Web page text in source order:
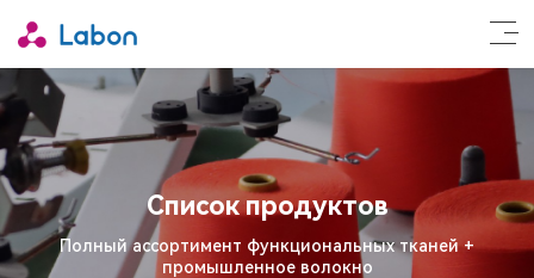
Список продуктов
Полный ассортимент функциональных тканей +
промышленное волокно